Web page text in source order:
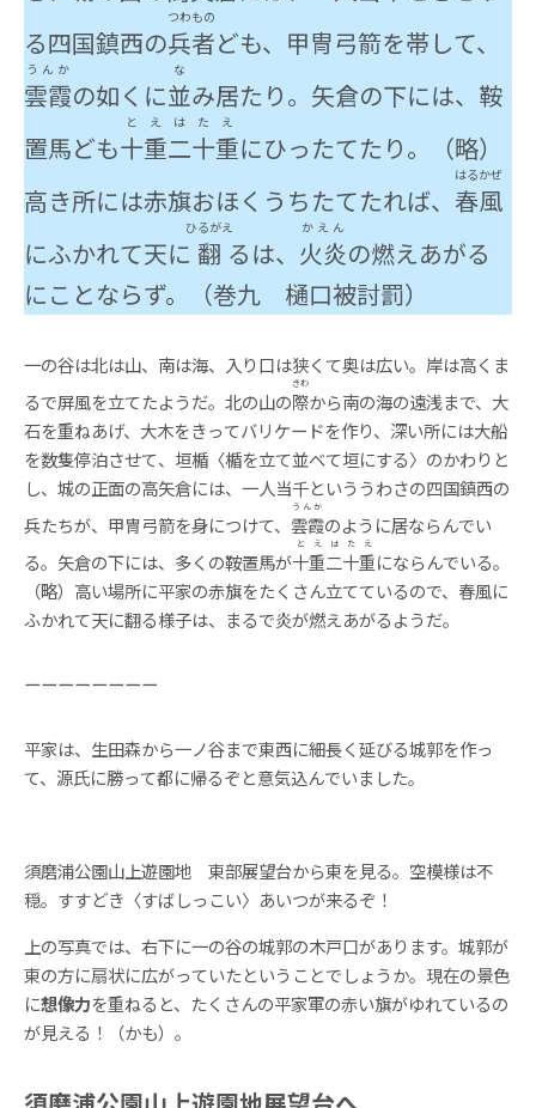
る四国鎮西の兵者
つわもの
ども、甲冑弓箭を帯して、
雲霞
うんか
の如くに並
な
み居たり。矢倉の下には、鞍
置馬ども十重
とえ
二十重
はたえ
にひったてたり。（略）
高き所には赤旗おほくうちたてたれば、 春風
はるかぜ
にふかれて天に 翻
ひるがえ
るは、 火炎
かえん
の燃えあがる
にことならず。（巻九 樋口被討罰）
一の谷は北は山、南は海、入り口は狭くて奥は広い。岸は高くま
るで屏風を立てたようだ。北の山の際
きわ
から南の海の遠浅まで、大
石を重ねあげ、大木をきってバリケードを作り、深い所には大船
を数隻停泊させて、 垣楯〈楯を立て並べて垣にする〉のかわりと
し、城の正面の高矢倉には、一人当千といううわさの四国鎮西の
兵たちが、甲冑弓箭を身につけて、 雲霞
うんか
のように居ならんでい
る。矢倉の下には、多くの鞍置馬が十重
とえ
二十重
はたえ
にならんでいる。
（略）高い場所に平家の赤旗をたくさん立てているので、春風に
ふかれて天に翻る様子は、まるで炎が燃えあがるようだ。
ーーーーーーーー
平家は、生田森から一ノ谷まで東西に細長く延びる城郭を作っ
て、源氏に勝って都に帰るぞと意気込んでいました。
須磨浦公園山上遊園地 東部展望台から東を見る。空模様は不
穏。すすどき〈すばしっこい〉あいつが来るぞ！
上の写真では、右下に一の谷の城郭の木戸口があります。城郭が
東の方に扇状に広がっていたということでしょうか。現在の景色
に想像力を重ねると、たくさんの平家軍の赤い旗がゆれているの
が見える！（かも）。